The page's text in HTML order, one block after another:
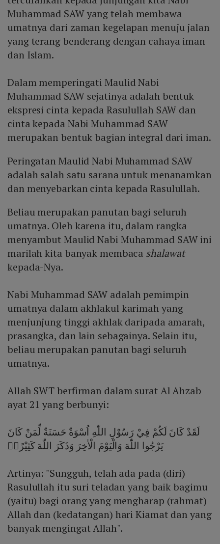
Muhammad SAW yang telah membawa
umatnya dari zaman kegelapan menuju jalan
yang terang benderang dengan cahaya iman
dan Islam.
Dalam memperingati Maulid Nabi
Muhammad SAW sejatinya adalah bentuk
ekspresi cinta kepada Rasulullah SAW dan
cinta kepada Nabi Muhammad SAW
merupakan bentuk bagian integral dari iman.
Peringatan Maulid Nabi Muhammad SAW
adalah salah satu sarana untuk menanamkan
dan menyebarkan cinta kepada Rasulullah.
Beliau merupakan panutan bagi seluruh
umatnya. Oleh karena itu, dalam rangka
menyambut Maulid Nabi Muhammad SAW ini
marilah kita banyak membaca shalawat
kepada-Nya.
Nabi Muhammad SAW adalah pemimpin
umatnya dalam akhlakul karimah yang
menjunjung tinggi akhlak daripada amarah,
prasangka, dan lain sebagainya. Selain itu,
beliau merupakan panutan bagi seluruh
umatnya.
Allah SWT berfirman dalam surat Al Ahzab
ayat 21 yang berbunyi:
لَقَدْ كَانَ لَكُمْ فِيْ رَسُوْلِ اللّٰهِ اُسْوَةٌ حَسَنَةٌ لِّمَنْ كَانَ
يَرْجُوا اللّٰهَ وَالْيَوْمَ الْاٰخِرَ وَذَكَرَ اللّٰهَ كَثِيْرًاۗ
Artinya: "Sungguh, telah ada pada (diri)
Rasulullah itu suri teladan yang baik bagimu
(yaitu) bagi orang yang mengharap (rahmat)
Allah dan (kedatangan) hari Kiamat dan yang
banyak mengingat Allah".